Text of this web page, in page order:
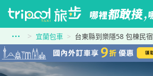
宜蘭包車 台東縣到樂隱58 包棟民宿